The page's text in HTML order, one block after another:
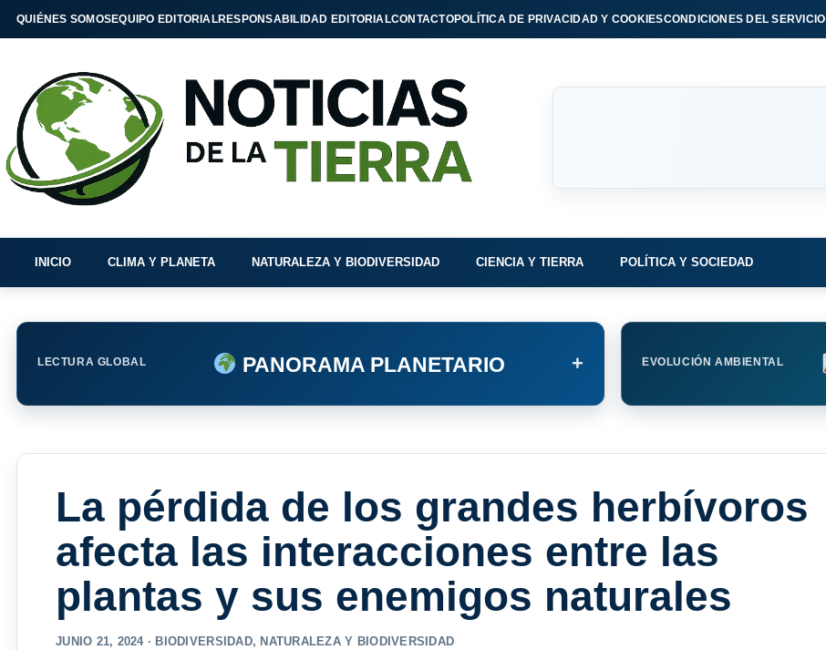
QUIÉNES SOMOSEQUIPO EDITORIALRESPONSABILIDAD EDITORIALCONTACTOPOLÍTICA DE PRIVACIDAD Y COOKIESCONDICIONES DEL SERVICIO
INICIO CLIMA Y PLANETA NATURALEZA Y BIODIVERSIDAD CIENCIA Y TIERRA POLÍTICA Y SOCIEDAD
LECTURA GLOBAL PANORAMA PLANETARIO + EVOLUCIÓN AMBIENTAL
La pérdida de los grandes herbívoros
afecta las interacciones entre las
plantas y sus enemigos naturales
JUNIO 21, 2024 · BIODIVERSIDAD, NATURALEZA Y BIODIVERSIDAD